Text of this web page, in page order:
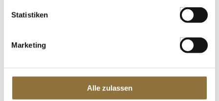
Statistiken
Marketing
Alle zulassen
ZAHLUNGSARTEN